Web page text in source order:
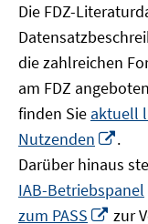
Die FDZ-
die zahlreichen
am FDZ
finden Sie aktuell
Nutzenden
.
Darüber hinaus
IAB-Betriebspanel
zum PASS
In
zur